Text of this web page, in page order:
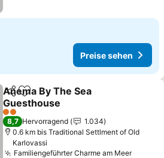
Preise sehen
TeilenZu Favoriten hinzufügen
Anema By The Sea
Guesthouse
2 Sterne
8,7 Hervorragend
1.034
0.6 km bis Traditional Settlment of Old
Karlovassi
Familiengeführter Charme am Meer